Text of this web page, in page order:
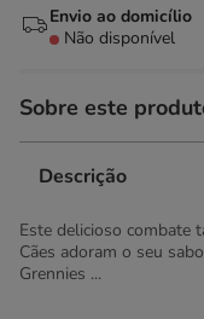
Envio ao domicílio
Não disponível
Sobre este
Descrição
Este delicioso combate
Cães adoram o seu
Grennies ...